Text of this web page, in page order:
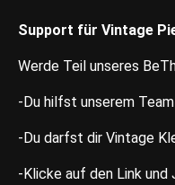
Support für Vintage
Werde Teil unseres
-Du hilfst unserem
-Du darfst dir Vintage
-Klicke auf den Link und